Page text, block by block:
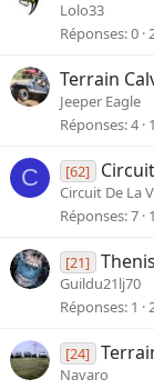
Lolo33
Réponses 0
Terrain
Jeeper Eagle
Réponses 4
C [62]
Circuit De La
Réponses 7
[21]
Guildu21lj70
Réponses 1
[24]
Navaro